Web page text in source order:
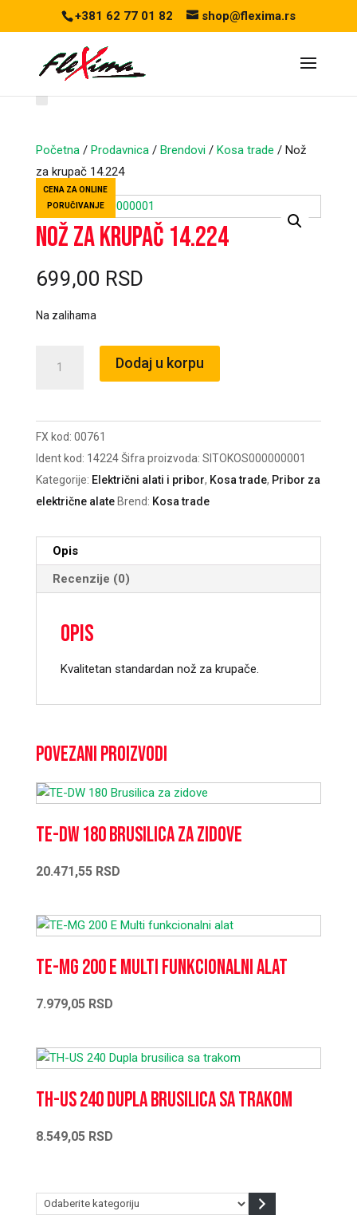
+381 62 77 01 82 shop@flexima.rs
Početna/ Prodavnica/ Brendovi/ Kosa trade / Nož
za krupač 14.224
CENA ZA ONLINE
PORUČIVANJE
Nož za krupač 14.224
699,00 RSD
Na zalihama
14.224
količina
Dodaj u korpu
FX kod: 00761
Ident kod: 14224 Šifra proizvoda: SITOKOS000000001
Kategorije: Električni alati i pribor, Kosa trade, Pribor za
električne alate Brend: Kosa trade
Opis
Recenzije (0)
Opis
Kvalitetan standardan nož za krupače.
Povezani proizvodi
TE-DW 180 Brusilica za zidove
20.471,55 RSD
TE-MG 200 E Multi funkcionalni alat
7.979,05 RSD
TH-US 240 Dupla brusilica sa trakom
8.549,05 RSD
Odaberite